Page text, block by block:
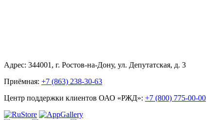
Адрес: 344001, г. Ростов-на-Дону, ул. Депутатская, д. 3
Приёмная: +7 (863) 238-30-63
Центр поддержки клиентов ОАО «РЖД»: +7 (800) 775-00-00